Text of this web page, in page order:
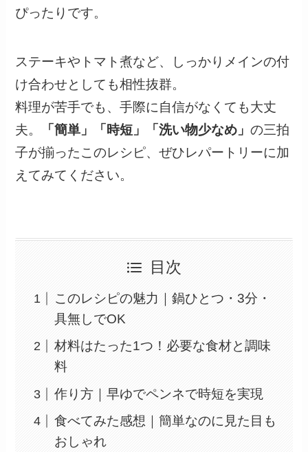
ぴったりです。
ステーキやトマト煮など、しっかりメインの付
け合わせとしても相性抜群。
料理が苦手でも、手際に自信がなくても大丈
夫。
「簡単」「時短」「洗い物少なめ」の三拍
子が揃ったこのレシピ、ぜひレパートリーに加
えてみてください。
目次
このレシピの魅力｜鍋ひとつ・3分・
具無しでOK
材料はたった1つ！必要な食材と調味
料
作り方｜早ゆでペンネで時短を実現
食べてみた感想｜簡単なのに見た目も
おしゃれ